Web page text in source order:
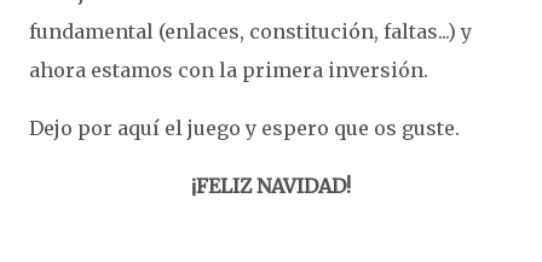
fundamental (enlaces, constitución, faltas...) y
ahora estamos con la primera inversión.
Dejo por aquí el juego y espero que os guste.
¡FELIZ NAVIDAD!